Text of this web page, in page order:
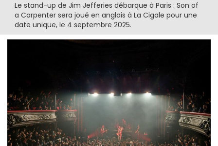
Le stand-up de Jim Jefferies débarque à Paris : Son of
a Carpenter sera joué en anglais à La Cigale pour une
date unique, le 4 septembre 2025.